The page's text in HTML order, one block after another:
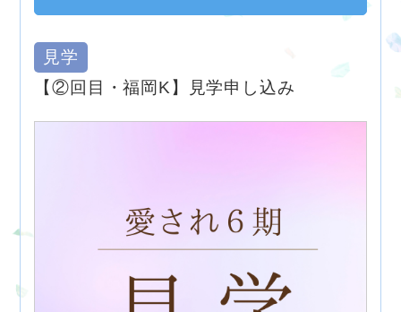
見学
【②回目・福岡K】見学申し込み